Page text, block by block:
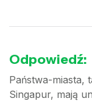
Odpowiedź:
Państwa-miasta,
Singapur, mają